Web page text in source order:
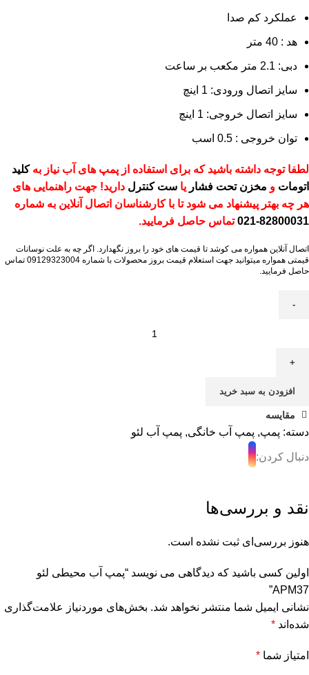
عملکرد کم صدا
هد : 40 متر
دبی: 2.1 متر مکعب بر ساعت
سایز اتصال ورودی: 1 اینچ
سایز اتصال خروجی: 1 اینچ
توان خروجی : 0.5 اسب
لطفا توجه داشته باشید که برای استفاده از پمپ های آب نیاز بهکلید
اتومات و مخزن تحت فشار یا ست کنترل دارید! جهت راهنمایی های
هر چه بهتر پیشنهاد می شود تا با کارشناسان اتصال آنلاین به شماره
82800031-021
تماس حاصل فرمایید.
اتصال آنلاین همواره می کوشد تا قیمت های خود را بروز نگهدارد. اگر چه به علت نوسانات
قیمتی همواره میتوانید جهت استعلام قیمت بروز محصولات با شماره 09129323004 تماس
حاصل فرمایید.
افزودن به سبد خرید
مقایسه
دسته: پمپ, پمپ آب خانگی, پمپ آب لئو
دنبال کردن:
نقد و بررسی‌ها
هنوز بررسی‌ای ثبت نشده است.
اولین کسی باشید که دیدگاهی می نویسد “پمپ آب محیطی لئو
APM37”
نشانی ایمیل شما منتشر نخواهد شد. بخش‌های موردنیاز علامت‌گذاری
شده‌اند *
امتیاز شما *